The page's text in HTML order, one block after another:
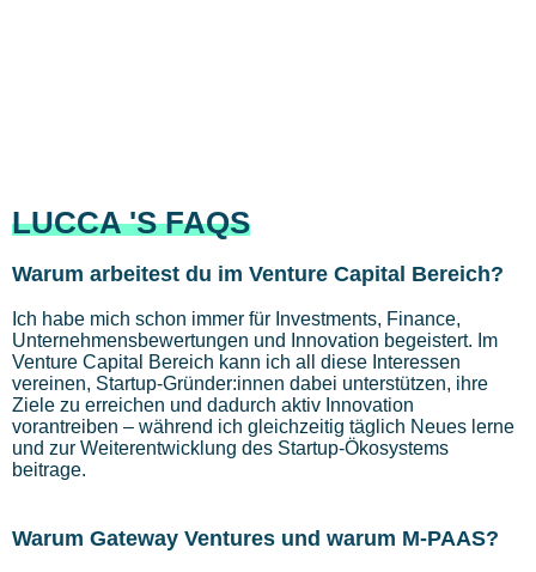
LUCCA 'S FAQS
Warum arbeitest du im Venture Capital Bereich?
Ich habe mich schon immer für Investments, Finance,
Unternehmensbewertungen und Innovation begeistert. Im
Venture Capital Bereich kann ich all diese Interessen
vereinen, Startup-Gründer:innen dabei unterstützen, ihre
Ziele zu erreichen und dadurch aktiv Innovation
vorantreiben – während ich gleichzeitig täglich Neues lerne
und zur Weiterentwicklung des Startup-Ökosystems
beitrage.
Warum Gateway Ventures und warum M-PAAS?